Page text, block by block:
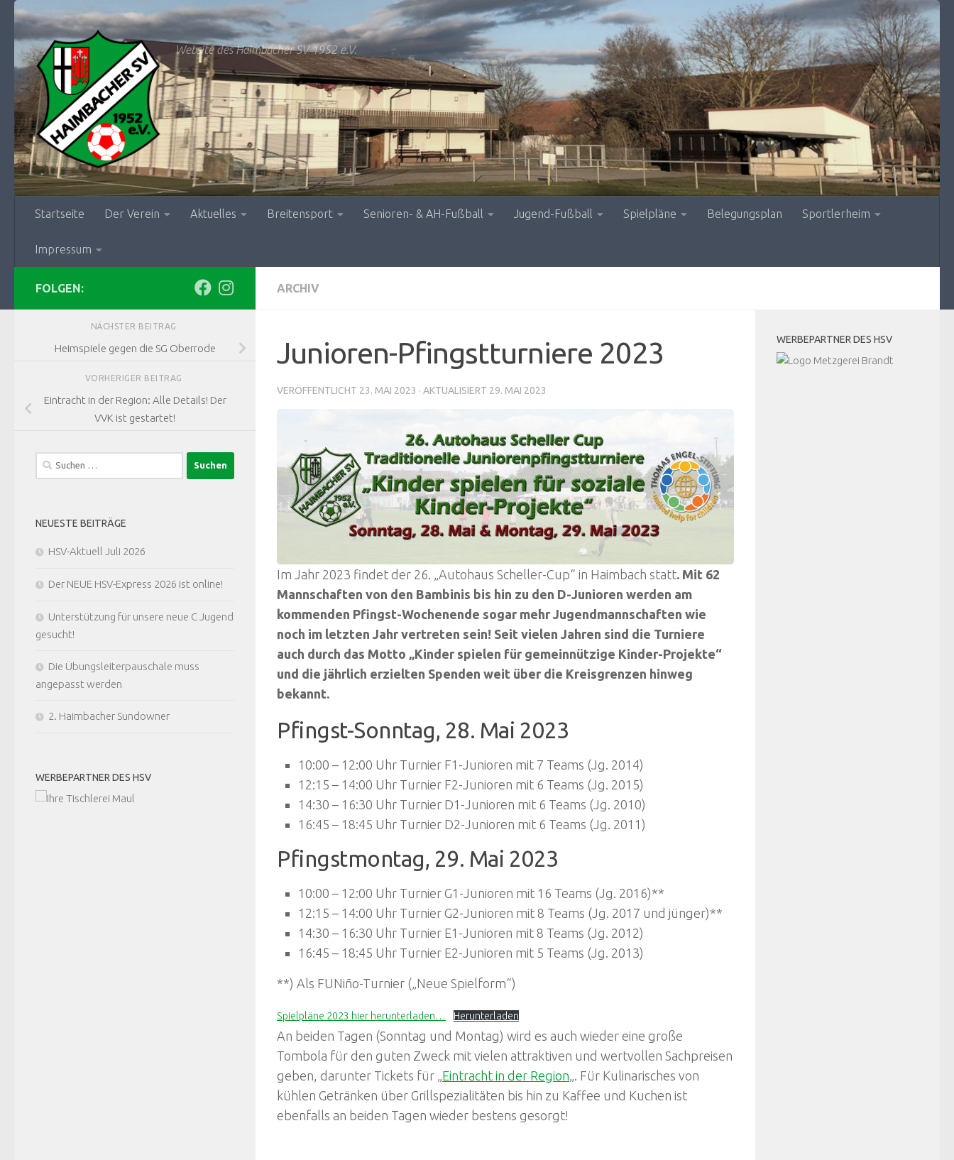
Zum Inhalt springen
Website des Haimbacher SV 1952 e.V.
Startseite Der Verein Aktuelles Breitensport Senioren- & AH-Fußball Jugend-Fußball Spielpläne Belegungsplan Sportlerheim
Impressum
ARCHIV
Junioren-Pfingstturniere 2023
VERÖFFENTLICHT 23. MAI 2023 · AKTUALISIERT 29. MAI 2023
Im Jahr 2023 findet der 26. „Autohaus Scheller-Cup“ in Haimbach statt. Mit 62
Mannschaften von den Bambinis bis hin zu den D-Junioren werden am
kommenden Pfingst-Wochenende sogar mehr Jugendmannschaften wie
noch im letzten Jahr vertreten sein! Seit vielen Jahren sind die Turniere
auch durch das Motto „Kinder spielen für gemeinnützige Kinder-Projekte“
und die jährlich erzielten Spenden weit über die Kreisgrenzen hinweg
bekannt.
Pfingst-Sonntag, 28. Mai 2023
10:00 – 12:00 Uhr Turnier F1-Junioren mit 7 Teams (Jg. 2014)
12:15 – 14:00 Uhr Turnier F2-Junioren mit 6 Teams (Jg. 2015)
14:30 – 16:30 Uhr Turnier D1-Junioren mit 6 Teams (Jg. 2010)
16:45 – 18:45 Uhr Turnier D2-Junioren mit 6 Teams (Jg. 2011)
Pfingstmontag, 29. Mai 2023
10:00 – 12:00 Uhr Turnier G1-Junioren mit 16 Teams (Jg. 2016)**
12:15 – 14:00 Uhr Turnier G2-Junioren mit 8 Teams (Jg. 2017 und jünger)**
14:30 – 16:30 Uhr Turnier E1-Junioren mit 8 Teams (Jg. 2012)
16:45 – 18:45 Uhr Turnier E2-Junioren mit 5 Teams (Jg. 2013)
**) Als FUNiño-Turnier („Neue Spielform“)
Spielpläne 2023 hier herunterladen… Herunterladen
An beiden Tagen (Sonntag und Montag) wird es auch wieder eine große
Tombola für den guten Zweck mit vielen attraktiven und wertvollen Sachpreisen
geben, darunter Tickets für „ Eintracht in der Region „. Für Kulinarisches von
kühlen Getränken über Grillspezialitäten bis hin zu Kaffee und Kuchen ist
ebenfalls an beiden Tagen wieder bestens gesorgt!
FOLGEN:
NÄCHSTER BEITRAG
Heimspiele gegen die SG Oberrode
VORHERIGER BEITRAG
Eintracht in der Region: Alle Details! Der
VVK ist gestartet!
Suchen
nach:
NEUESTE BEITRÄGE
HSV-Aktuell Juli 2026
Der NEUE HSV-Express 2026 ist online!
Unterstützung für unsere neue C Jugend
gesucht!
Die Übungsleiterpauschale muss
angepasst werden
2. Haimbacher Sundowner
WERBEPARTNER DES HSV
WERBEPARTNER DES HSV